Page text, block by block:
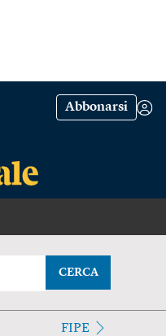
Abbonarsi
CERCA
FIPE